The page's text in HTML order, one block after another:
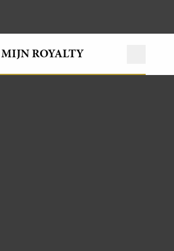
MIJN ROYALTY